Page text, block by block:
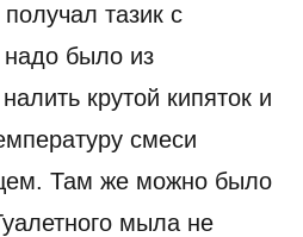
тазик с
было из
крутой кипяток и
смеси
Там же можно было
мыла не